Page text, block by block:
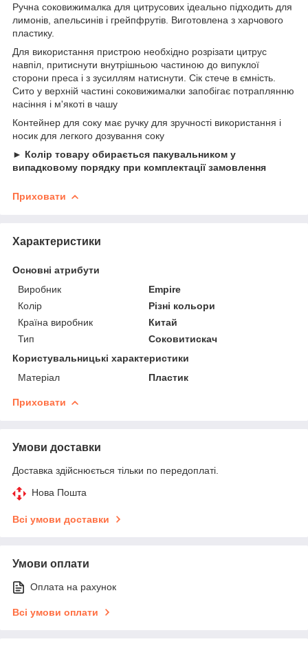
Ручна соковижималка для цитрусових ідеально підходить для
лимонів, апельсинів і грейпфрутів. Виготовлена з харчового
пластику.
Для використання пристрою необхідно розрізати цитрус
навпіл, притиснути внутрішньою частиною до випуклої
сторони преса і з зусиллям натиснути. Сік стече в ємність.
Сито у верхній частині соковижималки запобігає потраплянню
насіння і м'якоті в чашу
Контейнер для соку має ручку для зручності використання і
носик для легкого дозування соку
► Колір товару обирається пакувальником у
випадковому порядку при комплектації замовлення
Приховати
Характеристики
Основні атрибути
Виробник
Empire
Колір
Різні кольори
Країна виробник
Китай
Тип
Соковитискач
Користувальницькі характеристики
Матеріал
Пластик
Приховати
Умови доставки
Доставка здійснюється тільки по передоплаті.
Нова Пошта
Всі умови доставки
Умови оплати
Оплата на рахунок
Всі умови оплати